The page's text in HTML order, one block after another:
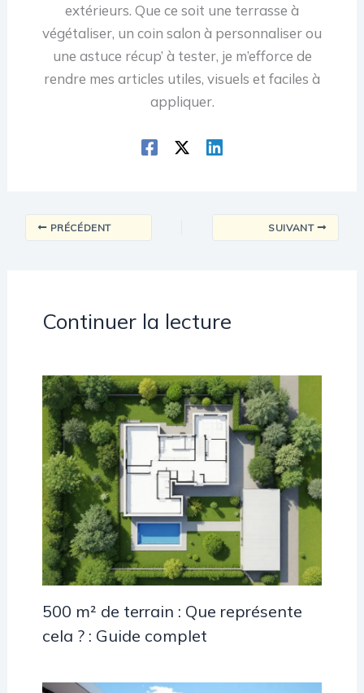
extérieurs. Que ce soit une terrasse à
végétaliser, un coin salon à personnaliser ou
une astuce récup’ à tester, je m’efforce de
rendre mes articles utiles, visuels et faciles à
appliquer.
PRÉCÉDENT SUIVANT
Continuer la lecture
500 m² de terrain : Que représente
cela ? : Guide complet